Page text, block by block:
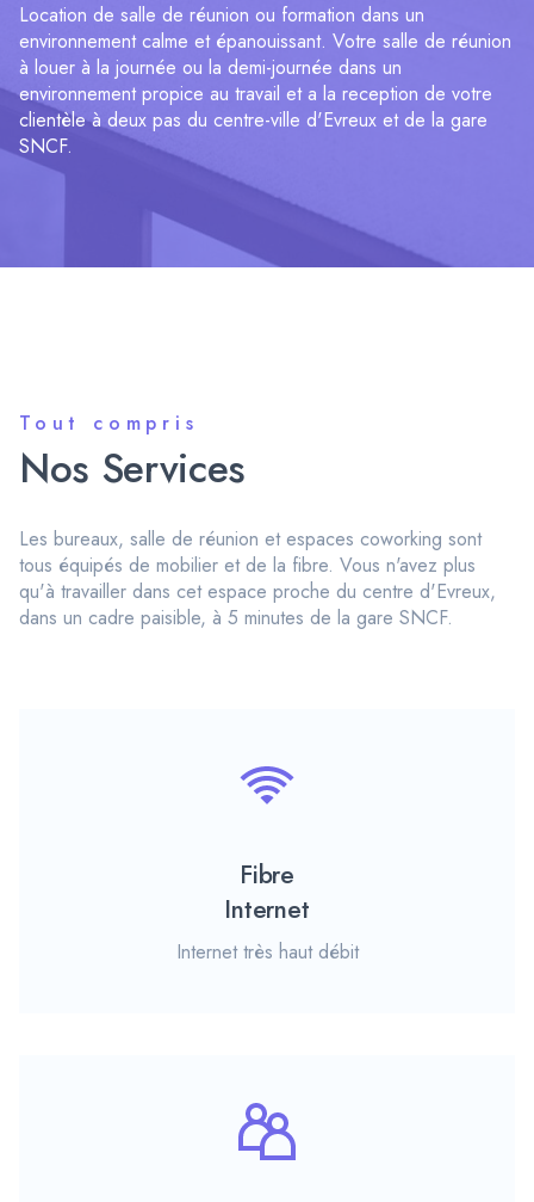
Location de salle de réunion ou formation dans un
environnement calme et épanouissant. Votre salle de réunion
à louer à la journée ou la demi-journée dans un
environnement propice au travail et a la reception de votre
clientèle à deux pas du centre-ville d'Evreux et de la gare
SNCF.
Tout compris
Nos Services
Les bureaux, salle de réunion et espaces coworking sont
tous équipés de mobilier et de la fibre. Vous n'avez plus
qu'à travailler dans cet espace proche du centre d'Evreux,
dans un cadre paisible, à 5 minutes de la gare SNCF.
Fibre
Internet
Internet très haut débit